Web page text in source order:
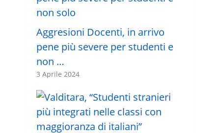
Aggresioni Docenti, in arrivo
pene più severe per studenti e
non …
3 Aprile 2024